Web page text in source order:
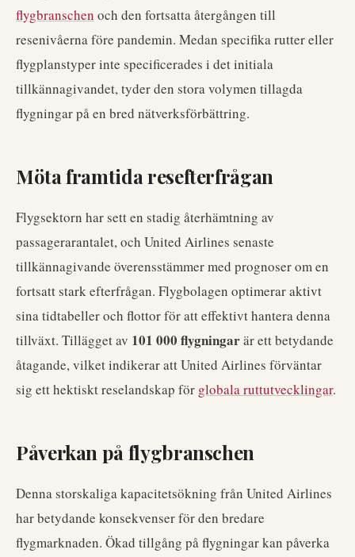
flygbranschen och den fortsatta återgången till
resenivåerna före pandemin. Medan specifika rutter eller
flygplanstyper inte specificerades i det initiala
tillkännagivandet, tyder den stora volymen tillagda
flygningar på en bred nätverksförbättring.
Möta framtida resefterfrågan
Flygsektorn har sett en stadig återhämtning av
passagerarantalet, och United Airlines senaste
tillkännagivande överensstämmer med prognoser om en
fortsatt stark efterfrågan. Flygbolagen optimerar aktivt
sina tidtabeller och flottor för att effektivt hantera denna
tillväxt. Tillägget av 101 000 flygningarär ett betydande
åtagande, vilket indikerar att United Airlines förväntar
sig ett hektiskt reselandskap för globala ruttutvecklingar.
Påverkan på flygbranschen
Denna storskaliga kapacitetsökning från United Airlines
har betydande konsekvenser för den bredare
flygmarknaden. Ökad tillgång på flygningar kan påverka